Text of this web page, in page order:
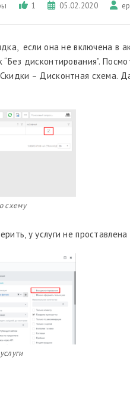
1 05.02.2020
если она не включена в
“Без дисконтирования”.
– Дисконтная схема.
схему
у услуги не проставлена